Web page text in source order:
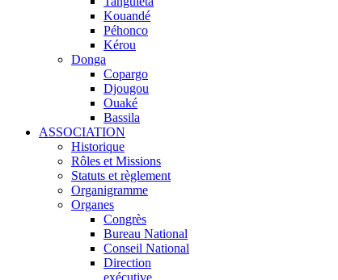
Kouandé
Péhonco
Kérou
Donga
Copargo
Djougou
Ouaké
Bassila
ASSOCIATION
Historique
Rôles et Missions
Statuts et règlement
Organigramme
Organes
Congrès
Bureau National
Conseil National
Direction
exécutive